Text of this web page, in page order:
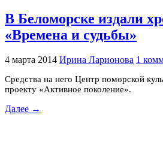
В Беломорске издали
«Времена и судьбы»
4 марта 2014 Ирина Ларионова 1
Средства на него Центр поморской
проекту «Активное поколение».
Далее →